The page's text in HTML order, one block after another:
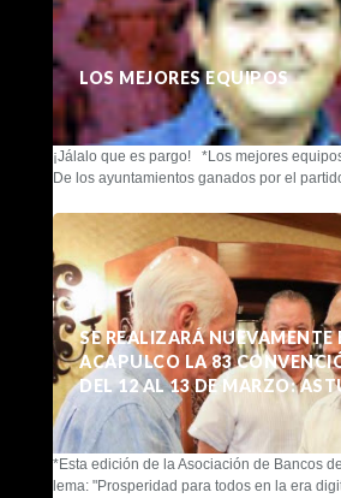
LOS MEJORES EQUIPOS
¡Jálalo que es pargo! *Los mejores
De los ayuntamientos ganados por el
SE REALIZARÁ NUEVAMENTE
ACAPULCO LA 83
DEL 12 AL 13 DE MARZO:
*Esta edición de la Asociación de Bancos
lema: "Prosperidad para todos en la era